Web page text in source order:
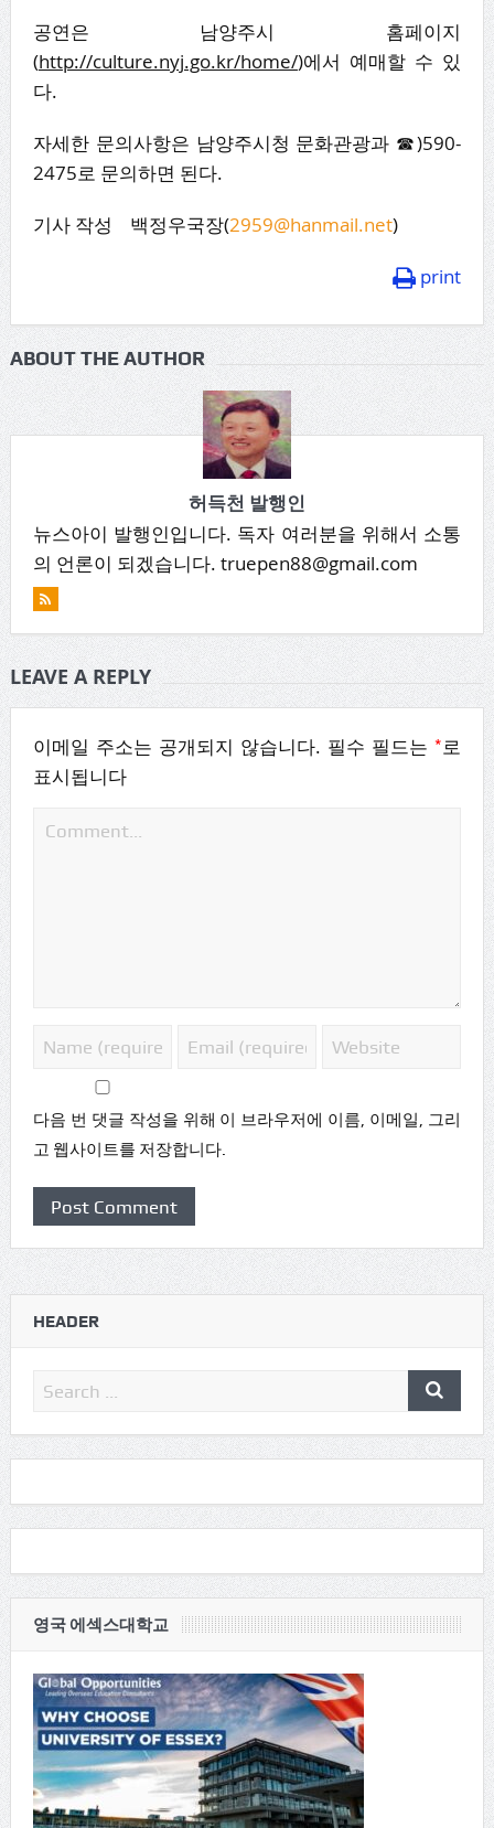
공연은 남양주시 홈페이지
(http://culture.nyj.go.kr/home/)에서 예매할 수 있
다.
자세한 문의사항은 남양주시청 문화관광과 ☎)590-
2475로 문의하면 된다.
기사 작성 백정우국장(2959@hanmail.net)
print
ABOUT THE AUTHOR
허득천 발행인
뉴스아이 발행인입니다. 독자 여러분을 위해서 소통
의 언론이 되겠습니다. truepen88@gmail.com
LEAVE A REPLY
이메일 주소는 공개되지 않습니다. 필수 필드는*로
표시됩니다
다음 번 댓글 작성을 위해 이 브라우저에 이름, 이메일, 그리
고 웹사이트를 저장합니다.
HEADER
영국 에섹스대학교